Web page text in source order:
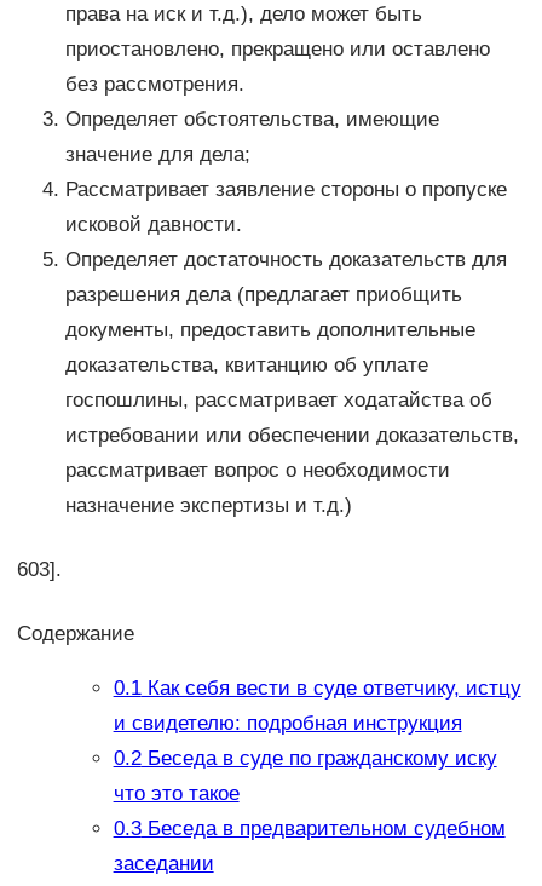
права на иск и т.д.), дело может быть
приостановлено, прекращено или оставлено
без рассмотрения.
Определяет обстоятельства, имеющие
значение для дела;
Рассматривает заявление стороны о пропуске
исковой давности.
Определяет достаточность доказательств для
разрешения дела (предлагает приобщить
документы, предоставить дополнительные
доказательства, квитанцию об уплате
госпошлины, рассматривает ходатайства об
истребовании или обеспечении доказательств,
рассматривает вопрос о необходимости
назначение экспертизы и т.д.)
603].
Содержание
0.1Как себя вести в суде ответчику, истцу
и свидетелю: подробная инструкция
0.2Беседа в суде по гражданскому иску
что это такое
0.3Беседа в предварительном судебном
заседании